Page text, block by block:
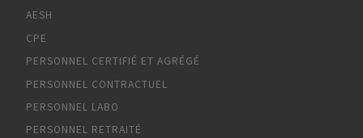
AESH
CPE
PERSONNEL CERTIFIÉ ET AGRÉGÉ
PERSONNEL CONTRACTUEL
PERSONNEL LABO
PERSONNEL RETRAITÉ